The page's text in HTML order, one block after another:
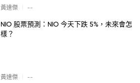
黃達傑 --
NIO 股票預測：NIO 今天下跌 5%，未來會怎
樣？
黃達傑 --